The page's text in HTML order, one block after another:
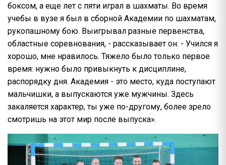
боксом, а еще лет с пяти играл в шахматы. Во время
учебы в вузе я был в сборной Академии по шахматам,
рукопашному бою. Выигрывал разные первенства,
областные соревнования, - рассказывает он. - Учился я
хорошо, мне нравилось. Тяжело было только первое
время: нужно было привыкнуть к дисциплине,
распорядку дня. Академия - это место, куда поступают
мальчишки, а выпускаются уже мужчины. Здесь
закаляется характер, ты уже по-другому, более зрело
смотришь на этот мир после выпуска».